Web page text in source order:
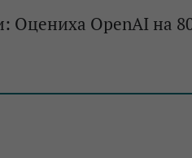
Оцениха OpenAI на